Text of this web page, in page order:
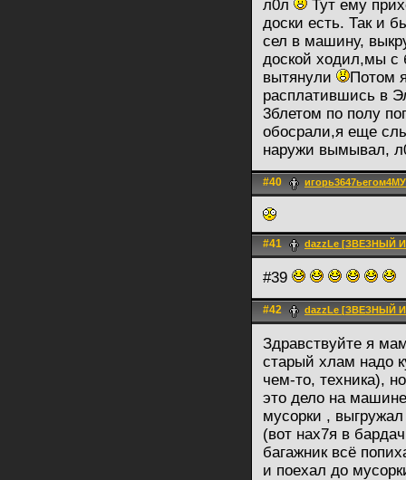
л0л
Тут ему
доски есть. Так и
сел в машину,
доской ходил,мы с
вытянули
Потом
расплатившись в
3блетом по полу
обосрали,я еще
наружи вымывал,
#40
#41 dazzLe [ЗВЕЗНЫЙ
#39
#42 dazzLe [ЗВЕЗНЫЙ
Здравствуйте я
старый хлам надо
чем-то, техника),
это дело на
мусорки ,
(вот нах7я в
багажник всё
и поехал до